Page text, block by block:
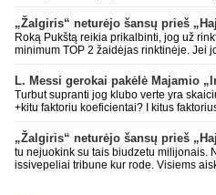
„Žalgiris“ neturėjo šansų prieš
Roką Pukštą reikia prikalbinti, jog už
minimum TOP 2 žaidėjas rinktinėje. Jei
Turbut supranti jog klubo verte yra
+kitu faktoriu koeficientai? I kitus
puikiausiai sugeneravo rekordini 1.1B
milzinisko klubo vertes suoli siemet. Be
on-point, jeigu jau musu mylimas D.
CR atveju - numusima.
„Žalgiris“ neturėjo šansų prieš
tu nejuokink su tais biudzetu milijonais.
issivepeliai tribune kur rode. Visiems